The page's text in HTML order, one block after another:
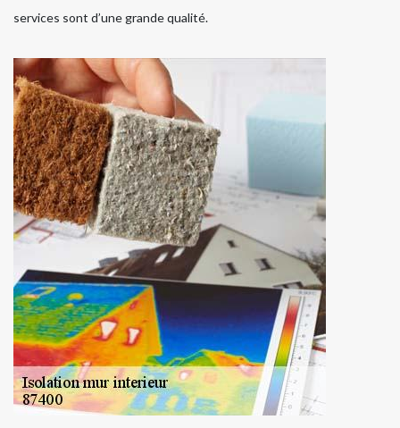
services sont d’une grande qualité.